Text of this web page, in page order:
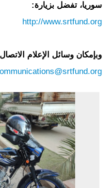
سوريا، تفضل بزيارة:
http://www.srtfund.org
وبإمكان وسائل الإعلام